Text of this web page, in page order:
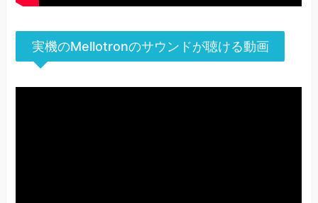
実機のMellotronのサウンドが聴ける動画